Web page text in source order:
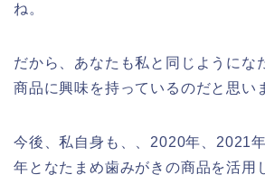
ね。
だから、あなたも私と同じようにな
商品に興味を持っているのだと思い
今後、私自身も、、2020年、2021
年となたまめ歯みがきの商品を活用